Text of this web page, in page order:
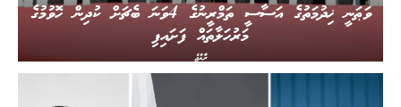
ރާއްޖެ
ވަޠަނީ ޚިދުމަތުގެ އަސާސީ ތަމްރީނުގެ 4ވަނަ ބެޗަށް ކުދިން ހޮވުމުގެ
މަރުހަލާތައް ފަށައިފި